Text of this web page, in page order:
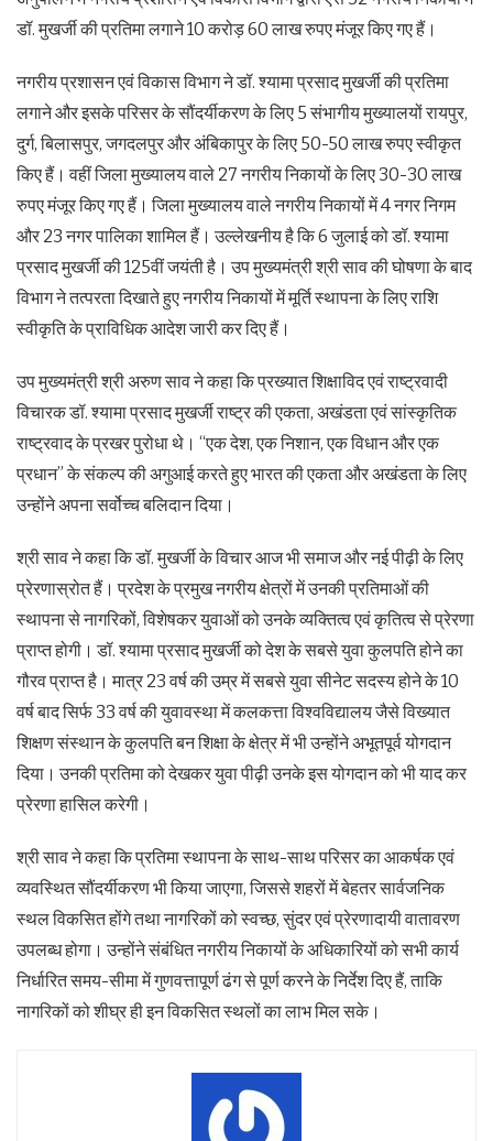
डॉ. मुखर्जी की प्रतिमा लगाने 10 करोड़ 60 लाख रुपए मंजूर किए गए हैं।
नगरीय प्रशासन एवं विकास विभाग ने डॉ. श्यामा प्रसाद मुखर्जी की प्रतिमा
लगाने और इसके परिसर के सौंदर्यीकरण के लिए 5 संभागीय मुख्यालयों रायपुर,
दुर्ग, बिलासपुर, जगदलपुर और अंबिकापुर के लिए 50-50 लाख रुपए स्वीकृत
किए हैं। वहीं जिला मुख्यालय वाले 27 नगरीय निकायों के लिए 30-30 लाख
रुपए मंजूर किए गए हैं। जिला मुख्यालय वाले नगरीय निकायों में 4 नगर निगम
और 23 नगर पालिका शामिल हैं। उल्लेखनीय है कि 6 जुलाई को डॉ. श्यामा
प्रसाद मुखर्जी की 125वीं जयंती है। उप मुख्यमंत्री श्री साव की घोषणा के बाद
विभाग ने तत्परता दिखाते हुए नगरीय निकायों में मूर्ति स्थापना के लिए राशि
स्वीकृति के प्राविधिक आदेश जारी कर दिए हैं।
उप मुख्यमंत्री श्री अरुण साव ने कहा कि प्रख्यात शिक्षाविद एवं राष्ट्रवादी
विचारक डॉ. श्यामा प्रसाद मुखर्जी राष्ट्र की एकता, अखंडता एवं सांस्कृतिक
राष्ट्रवाद के प्रखर पुरोधा थे। “एक देश, एक निशान, एक विधान और एक
प्रधान” के संकल्प की अगुआई करते हुए भारत की एकता और अखंडता के लिए
उन्होंने अपना सर्वोच्च बलिदान दिया।
श्री साव ने कहा कि डॉ. मुखर्जी के विचार आज भी समाज और नई पीढ़ी के लिए
प्रेरणास्रोत हैं। प्रदेश के प्रमुख नगरीय क्षेत्रों में उनकी प्रतिमाओं की
स्थापना से नागरिकों, विशेषकर युवाओं को उनके व्यक्तित्व एवं कृतित्व से प्रेरणा
प्राप्त होगी। डॉ. श्यामा प्रसाद मुखर्जी को देश के सबसे युवा कुलपति होने का
गौरव प्राप्त है। मात्र 23 वर्ष की उम्र में सबसे युवा सीनेट सदस्य होने के 10
वर्ष बाद सिर्फ 33 वर्ष की युवावस्था में कलकत्ता विश्वविद्यालय जैसे विख्यात
शिक्षण संस्थान के कुलपति बन शिक्षा के क्षेत्र में भी उन्होंने अभूतपूर्व योगदान
दिया। उनकी प्रतिमा को देखकर युवा पीढ़ी उनके इस योगदान को भी याद कर
प्रेरणा हासिल करेगी।
श्री साव ने कहा कि प्रतिमा स्थापना के साथ-साथ परिसर का आकर्षक एवं
व्यवस्थित सौंदर्यीकरण भी किया जाएगा, जिससे शहरों में बेहतर सार्वजनिक
स्थल विकसित होंगे तथा नागरिकों को स्वच्छ, सुंदर एवं प्रेरणादायी वातावरण
उपलब्ध होगा। उन्होंने संबंधित नगरीय निकायों के अधिकारियों को सभी कार्य
निर्धारित समय-सीमा में गुणवत्तापूर्ण ढंग से पूर्ण करने के निर्देश दिए हैं, ताकि
नागरिकों को शीघ्र ही इन विकसित स्थलों का लाभ मिल सके।